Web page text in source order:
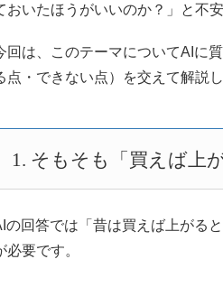
おいたほうがいいのか？」と不
回は、このテーマについてAIに
点・できない点）を交えて解説
1. そもそも「買えば上
の回答では「昔は買えば上がる
必要です。